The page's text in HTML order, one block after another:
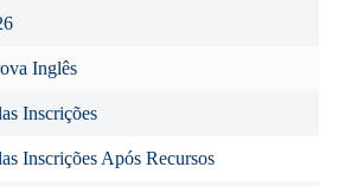
Inglês
Inscrições
Inscrições Após Recursos